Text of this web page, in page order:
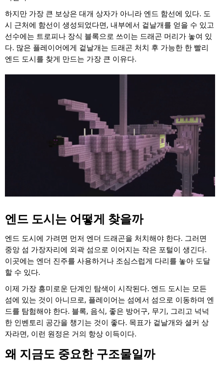
하지만 가장 큰 보상은 대개 상자가 아니라 엔드 함선에 있다. 도
시 근처에 함선이 생성되었다면, 내부에서 겉날개를 얻을 수 있고
선수에는 트로피나 장식 블록으로 쓰이는 드래곤 머리가 놓여 있
다. 많은 플레이어에게 겉날개는 드래곤 처치 후 가능한 한 빨리
엔드 도시를 찾게 만드는 가장 큰 이유다.
엔드 도시는 어떻게 찾을까
엔드 도시에 가려면 먼저 엔더 드래곤을 처치해야 한다. 그러면
중앙 섬 가장자리에 외곽 섬으로 이어지는 작은 포털이 생긴다.
이곳에는 엔더 진주를 사용하거나 조심스럽게 다리를 놓아 도달
할 수 있다.
이제 가장 흥미로운 단계인 탐색이 시작된다. 엔드 도시는 모든
섬에 있는 것이 아니므로, 플레이어는 섬에서 섬으로 이동하며 엔
드를 탐험해야 한다. 블록, 음식, 좋은 방어구, 무기, 그리고 넉넉
한 인벤토리 공간을 챙기는 것이 좋다. 목표가 겉날개와 셜커 상
자라면, 이런 원정은 거의 항상 이득이다.
왜 지금도 중요한 구조물일까